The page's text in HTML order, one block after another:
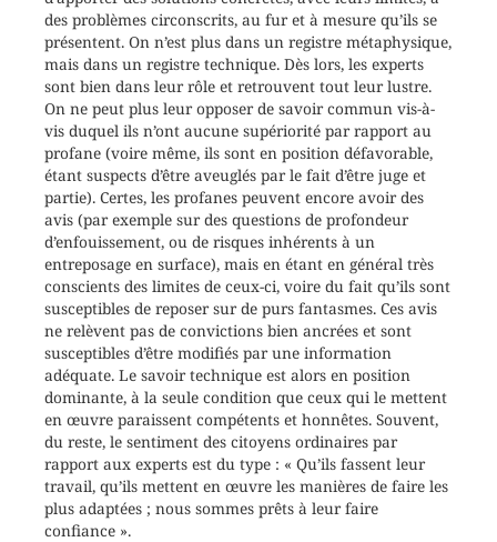
des problèmes circonscrits, au fur et à mesure qu’ils se
présentent. On n’est plus dans un registre métaphysique,
mais dans un registre technique. Dès lors, les experts
sont bien dans leur rôle et retrouvent tout leur lustre.
On ne peut plus leur opposer de savoir commun vis-à-
vis duquel ils n’ont aucune supériorité par rapport au
profane (voire même, ils sont en position défavorable,
étant suspects d’être aveuglés par le fait d’être juge et
partie). Certes, les profanes peuvent encore avoir des
avis (par exemple sur des questions de profondeur
d’enfouissement, ou de risques inhérents à un
entreposage en surface), mais en étant en général très
conscients des limites de ceux-ci, voire du fait qu’ils sont
susceptibles de reposer sur de purs fantasmes. Ces avis
ne relèvent pas de convictions bien ancrées et sont
susceptibles d’être modifiés par une information
adéquate. Le savoir technique est alors en position
dominante, à la seule condition que ceux qui le mettent
en œuvre paraissent compétents et honnêtes. Souvent,
du reste, le sentiment des citoyens ordinaires par
rapport aux experts est du type : « Qu’ils fassent leur
travail, qu’ils mettent en œuvre les manières de faire les
plus adaptées ; nous sommes prêts à leur faire
confiance ».